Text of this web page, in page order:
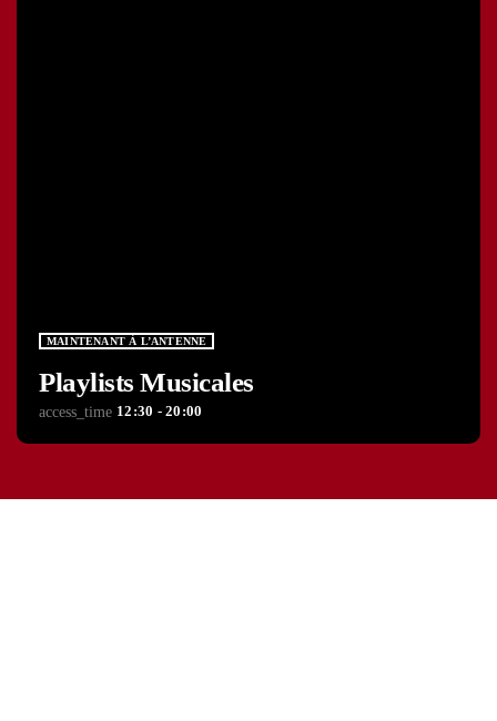
MAINTENANT À L’ANTENNE
Playlists Musicales
access_time 12:30 - 20:00